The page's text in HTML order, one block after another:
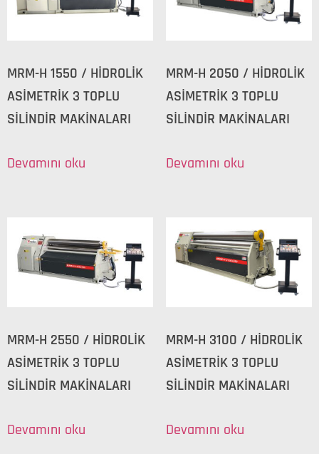
MRM-H 1550 / HİDROLİK
ASİMETRİK 3 TOPLU
SİLİNDİR MAKİNALARI
Devamını oku
MRM-H 2050 / HİDROLİK
ASİMETRİK 3 TOPLU
SİLİNDİR MAKİNALARI
Devamını oku
MRM-H 2550 / HİDROLİK
ASİMETRİK 3 TOPLU
SİLİNDİR MAKİNALARI
Devamını oku
MRM-H 3100 / HİDROLİK
ASİMETRİK 3 TOPLU
SİLİNDİR MAKİNALARI
Devamını oku